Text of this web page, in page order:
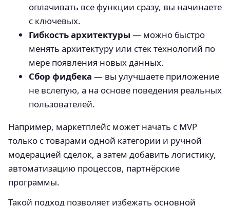
оплачивать все функции сразу, вы начинаете
с ключевых.
Гибкость архитектуры — можно быстро
менять архитектуру или стек технологий по
мере появления новых данных.
Сбор фидбека — вы улучшаете приложение
не вслепую, а на основе поведения реальных
пользователей.
Например, маркетплейс может начать с MVP
только с товарами одной категории и ручной
модерацией сделок, а затем добавить логистику,
автоматизацию процессов, партнёрские
программы.
Такой подход позволяет избежать основной